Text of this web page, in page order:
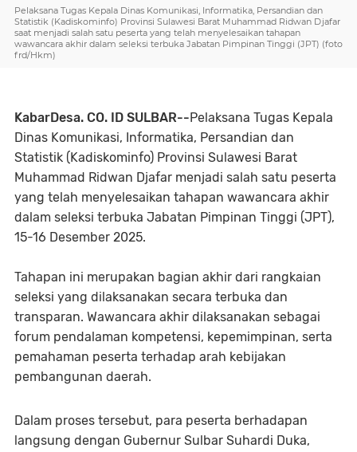
Pelaksana Tugas Kepala Dinas Komunikasi, Informatika, Persandian dan
Statistik (Kadiskominfo) Provinsi Sulawesi Barat Muhammad Ridwan Djafar
saat menjadi salah satu peserta yang telah menyelesaikan tahapan
wawancara akhir dalam seleksi terbuka Jabatan Pimpinan Tinggi (JPT) (foto
frd/Hkm)
KabarDesa. CO. ID SULBAR--Pelaksana Tugas Kepala
Dinas Komunikasi, Informatika, Persandian dan
Statistik (Kadiskominfo) Provinsi Sulawesi Barat
Muhammad Ridwan Djafar menjadi salah satu peserta
yang telah menyelesaikan tahapan wawancara akhir
dalam seleksi terbuka Jabatan Pimpinan Tinggi (JPT),
15-16 Desember 2025.
Tahapan ini merupakan bagian akhir dari rangkaian
seleksi yang dilaksanakan secara terbuka dan
transparan. Wawancara akhir dilaksanakan sebagai
forum pendalaman kompetensi, kepemimpinan, serta
pemahaman peserta terhadap arah kebijakan
pembangunan daerah.
Dalam proses tersebut, para peserta berhadapan
langsung dengan Gubernur Sulbar Suhardi Duka,